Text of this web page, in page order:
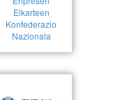
Elkarteen
Konfederazio
Nazionala